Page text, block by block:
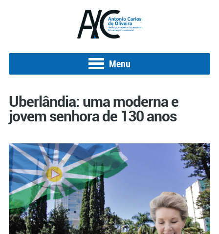
Menu
Uberlândia: uma moderna e
jovem senhora de 130 anos